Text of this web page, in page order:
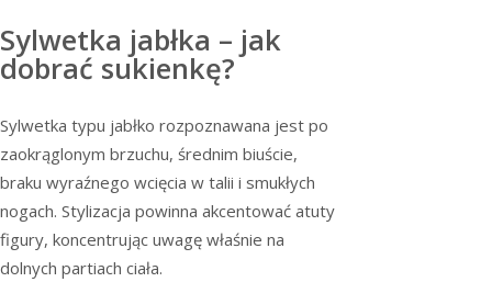
Sylwetka jabłka – jak
dobrać sukienkę?
Sylwetka typu jabłko rozpoznawana jest po
zaokrąglonym brzuchu, średnim biuście,
braku wyraźnego wcięcia w talii i smukłych
nogach. Stylizacja powinna akcentować atuty
figury, koncentrując uwagę właśnie na
dolnych partiach ciała.